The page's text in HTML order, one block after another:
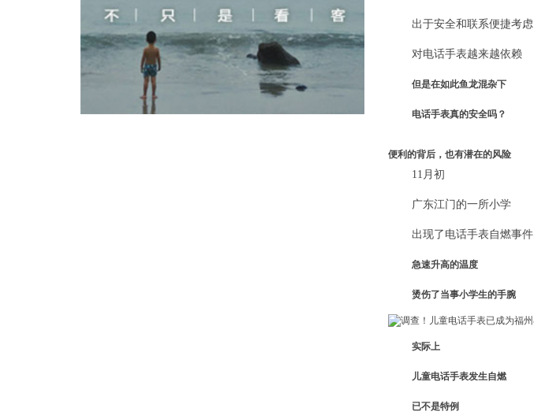
出于安全和联系便捷考虑
对电话手表越来越依赖
但是在如此鱼龙混杂下
电话手表真的安全吗？
便利的背后，也有潜在的风险
11月初
广东江门的一所小学
出现了电话手表自燃事件
急速升高的温度
烫伤了当事小学生的手腕
实际上
儿童电话手表发生自燃
已不是特例